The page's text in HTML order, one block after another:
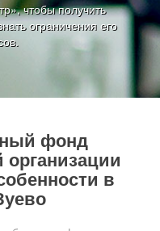
чтобы получить
ограничения его
фонд
в